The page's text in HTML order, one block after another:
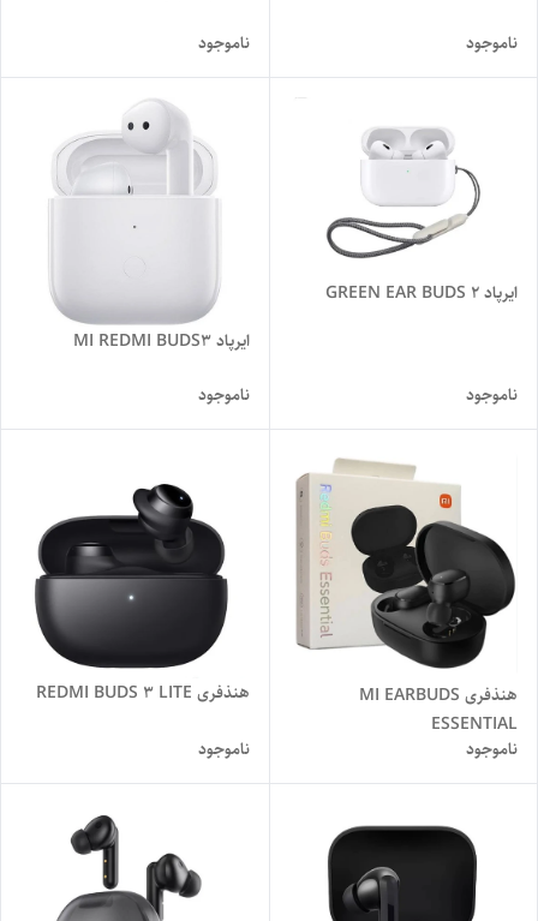
ناموجود ناموجود
ایرپاد GREEN EAR BUDS 2
ناموجود
ایرپاد MI REDMI BUDS3
ناموجود
هنذفری MI EARBUDS
ESSENTIAL
ناموجود
هنذفری REDMI BUDS 3 LITE
ناموجود